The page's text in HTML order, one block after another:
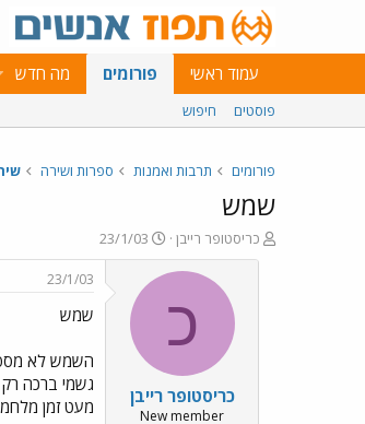
עמוד ראשי פורומים מה חדש
פוסטים חיפוש
פורומים תרבות ואמנות ספרות ושירה
שמש
פ
ו
כריסטופר רייבן
פ
ו
ס
ת
ר
י
23/1/03
כ
כריסטופר רייבן
New member
23/1/03
שמש
השמש לא
גשמי ברכה
מעט זמן